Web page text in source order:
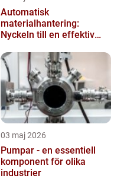
Automatisk
materialhantering:
Nyckeln till en effektiv
03 maj 2026
Pumpar - en essentiell
komponent för olika
industrier